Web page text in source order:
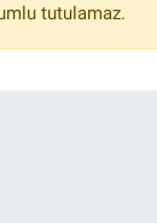
tutulamaz.